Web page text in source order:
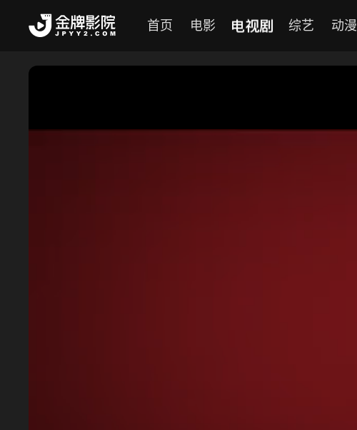
首页 电影 电视剧 综艺 动漫